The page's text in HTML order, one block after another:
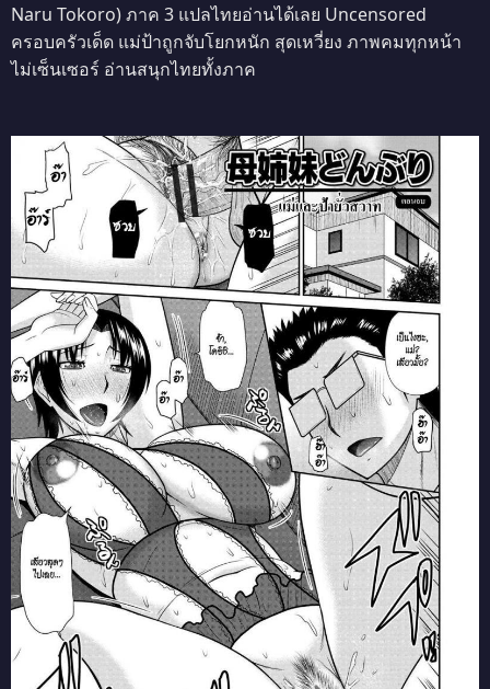
Naru Tokoro) ภาค 3 แปลไทยอ่านได้เลย Uncensored
ครอบครัวเด็ด แม่ป้าถูกจับโยกหนัก สุดเหวี่ยง ภาพคมทุกหน้า
ไม่เซ็นเซอร์ อ่านสนุกไทยทั้งภาค